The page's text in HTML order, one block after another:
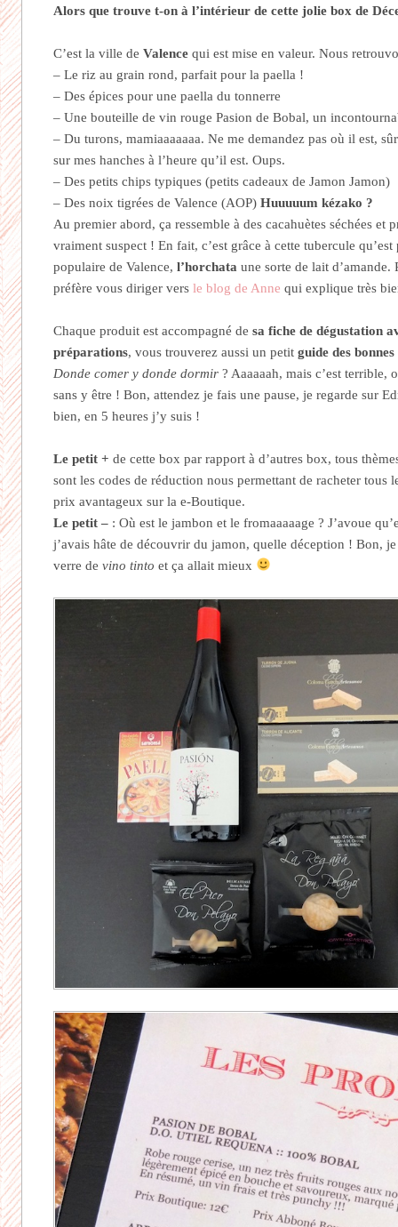
Alors que trouve t-on à l’intérieur de cette jolie box de
C’est la ville deValence qui est mise en valeur. Nous
– Le riz au grain rond, parfait pour la paella !
– Des épices pour une paella du tonnerre
– Une bouteille de vin rouge Pasion de Bobal, un
– Du turons, mamiaaaaaaa. Ne me demandez pas où il est,
sur mes hanches à l’heure qu’il est. Oups.
– Des petits chips typiques (petits cadeaux de Jamon Jamon)
– Des noix tigrées de Valence (AOP)Huuuuum kézako ?
Au premier abord, ça ressemble à des cacahuètes séchées et
vraiment suspect ! En fait, c’est grâce à cette tubercule
populaire de Valence,l’horchata une sorte de lait
préfère vous diriger versle blog de Anne qui explique très
Chaque produit est accompagné desa fiche de dégustation
préparations, vous trouverez aussi un petitguide des bonnes
Donde comer y donde dormir ? Aaaaaah, mais c’est terrible,
sans y être ! Bon, attendez je fais une pause, je regarde sur
bien, en 5 heures j’y suis !
Le petit + de cette box par rapport à d’autres box, tous
sont les codes de réduction nous permettant de racheter tous
prix avantageux sur la e-Boutique.
Le petit – : Où est le jambon et le fromaaaaage ? J’avoue
j’avais hâte de découvrir du jamon, quelle déception ! Bon,
verre devino tinto et ça allait mieux